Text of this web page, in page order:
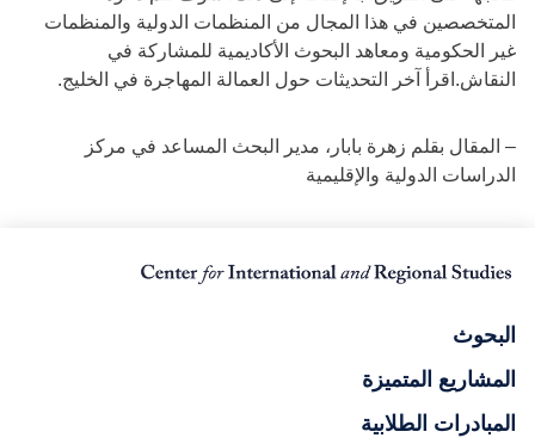
المتخصصين في هذا المجال من المنظمات الدولية والمنظمات
غير الحكومية ومعاهد البحوث الأكاديمية للمشاركة في
النقاش.اقرأ آخر التحديثات حول العمالة المهاجرة في الخليج.
– المقال بقلم زهرة بابار، مدير البحث المساعد في مركز
الدراسات الدولية والإقليمية
البحوث
المشاريع المتميزة
المبادرات الطلابية